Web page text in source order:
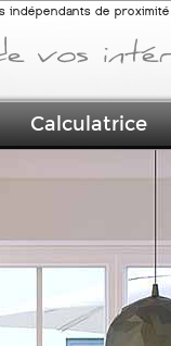
indépendants de proximité
Calculatrice